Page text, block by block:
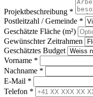
Projektbeschreibung *
Postleitzahl / Gemeinde *
Geschätzte Fläche (m²)
Gewünschter Zeitrahmen
Geschätztes Budget
Vorname *
Nachname *
E-Mail *
Telefon *